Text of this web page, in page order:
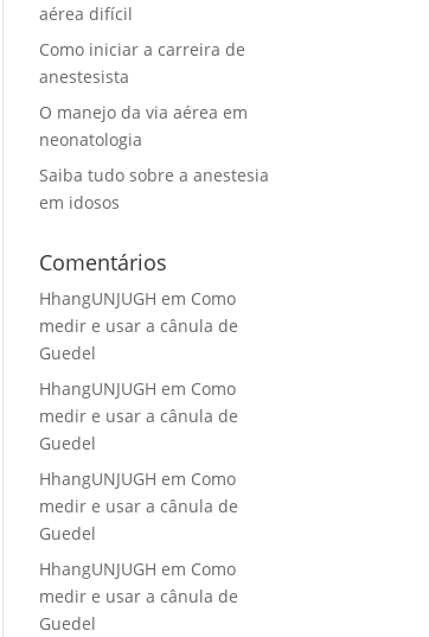
aérea difícil
Como iniciar a carreira de
anestesista
O manejo da via aérea em
neonatologia
Saiba tudo sobre a anestesia
em idosos
Comentários
HhangUNJUGH em Como
medir e usar a cânula de
Guedel
HhangUNJUGH em Como
medir e usar a cânula de
Guedel
HhangUNJUGH em Como
medir e usar a cânula de
Guedel
HhangUNJUGH em Como
medir e usar a cânula de
Guedel